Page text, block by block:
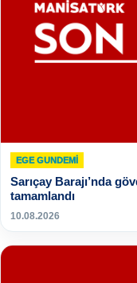
EGE GUNDEMİ
Sarıçay Barajı’nda
tamamlandı
10.08.2026